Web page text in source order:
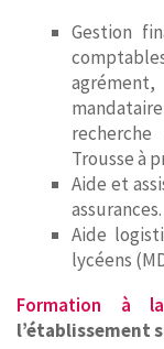
Gestion
Trousse à
Aide et
assurances.
Aide
lycéens
Formation à
l’établissement